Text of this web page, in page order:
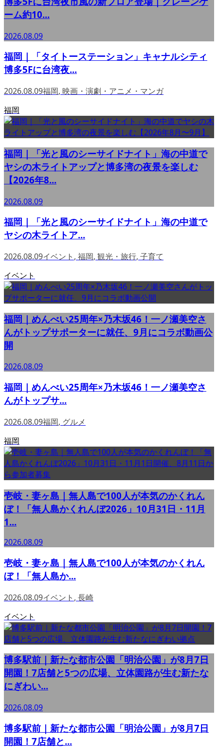
ーム約10...
2026.08.09
福岡｜「タイトーステーション」キャナルシティ
博多5Fに台湾夜...
2026.08.09福岡, 映画・演劇・アニメ・マンガ
福岡
福岡｜「光と風のシーサイドナイト」海の中道で
ヤシの木ライトアップと博多湾の夜景を楽しむ
【2026年8...
2026.08.09
福岡｜「光と風のシーサイドナイト」海の中道で
ヤシの木ライトア...
2026.08.09イベント , 福岡, 観光・旅行, 子育て
イベント
福岡｜めんべい25周年×乃木坂46！一ノ瀬美空さ
んがトップサポーターに就任、9月にコラボ動画公
開
2026.08.09
福岡｜めんべい25周年×乃木坂46！一ノ瀬美空さ
んがトップサ...
2026.08.09福岡, グルメ
福岡
壱岐・妻ヶ島｜無人島で100人が本気のかくれん
ぼ！「無人島かくれんぼ2026」10月31日・11月
1...
2026.08.09
壱岐・妻ヶ島｜無人島で100人が本気のかくれん
ぼ！「無人島か...
2026.08.09イベント , 長崎
イベント
博多駅前｜新たな都市公園「明治公園」が8月7日
開園！7店舗と5つの広場、立体園路が生む新たな
にぎわい...
2026.08.09
博多駅前｜新たな都市公園「明治公園」が8月7日
開園！7店舗と...